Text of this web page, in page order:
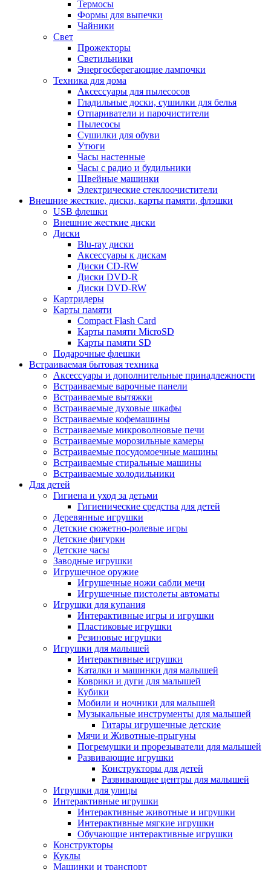
Термосы
Формы для выпечки
Чайники
Свет
Прожекторы
Светильники
Энергосберегающие лампочки
Техника для дома
Аксессуары для пылесосов
Гладильные доски, сушилки для белья
Отпариватели и парочистители
Пылесосы
Сушилки для обуви
Утюги
Часы настенные
Часы с радио и будильники
Швейные машинки
Электрические стеклоочистители
Внешние жесткие, диски, карты памяти, флэшки
USB флешки
Внешние жесткие диски
Диски
Blu-ray диски
Аксессуары к дискам
Диски CD-RW
Диски DVD-R
Диски DVD-RW
Картридеры
Карты памяти
Compact Flash Card
Карты памяти MicroSD
Карты памяти SD
Подарочные флешки
Встраиваемая бытовая техника
Аксессуары и дополнительные принадлежности
Встраиваемые варочные панели
Встраиваемые вытяжки
Встраиваемые духовые шкафы
Встраиваемые кофемашины
Встраиваемые микроволновые печи
Встраиваемые морозильные камеры
Встраиваемые посудомоечные машины
Встраиваемые стиральные машины
Встраиваемые холодильники
Для детей
Гигиена и уход за детьми
Гигиенические средства для детей
Деревянные игрушки
Детские сюжетно-ролевые игры
Детские фигурки
Детские часы
Заводные игрушки
Игрушечное оружие
Игрушечные ножи сабли мечи
Игрушечные пистолеты автоматы
Игрушки для купания
Интерактивные игры и игрушки
Пластиковые игрушки
Резиновые игрушки
Игрушки для малышей
Интерактивные игрушки
Каталки и машинки для малышей
Коврики и дуги для малышей
Кубики
Мобили и ночники для малышей
Музыкальные инструменты для малышей
Гитары игрушечные детские
Мячи и Животные-прыгуны
Погремушки и прорезыватели для малышей
Развивающие игрушки
Конструкторы для детей
Развивающие центры для малышей
Игрушки для улицы
Интерактивные игрушки
Интерактивные животные и игрушки
Интерактивные мягкие игрушки
Обучающие интерактивные игрушки
Конструкторы
Куклы
Машинки и транспорт